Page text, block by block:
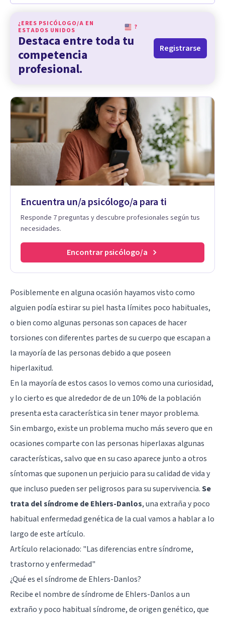
¿ERES PSICÓLOGO/A EN
ESTADOS UNIDOS
?
Destaca entre toda tu
competencia
profesional.
Registrarse
Encuentra un/a psicólogo/a para ti
Responde 7 preguntas y descubre profesionales según tus
necesidades.
Encontrar psicólogo/a
Posiblemente en alguna ocasión hayamos visto como
alguien podía estirar su piel hasta límites poco habituales,
o bien como algunas personas son capaces de hacer
torsiones con diferentes partes de su cuerpo que escapan a
la mayoría de las personas debido a que poseen
hiperlaxitud.
En la mayoría de estos casos lo vemos como una curiosidad,
y lo cierto es que alrededor de de un 10% de la población
presenta esta característica sin tener mayor problema.
Sin embargo, existe un problema mucho más severo que en
ocasiones comparte con las personas hiperlaxas algunas
características, salvo que en su caso aparece junto a otros
síntomas que suponen un perjuicio para su calidad de vida y
que incluso pueden ser peligrosos para su supervivencia.Se
trata del síndrome de Ehlers-Danlos, una extraña y poco
habitual enfermedad genética de la cual vamos a hablar a lo
largo de este artículo.
Artículo relacionado: "Las diferencias entre síndrome,
trastorno y enfermedad"
¿Qué es el síndrome de Ehlers-Danlos?
Recibe el nombre de síndrome de Ehlers-Danlos a un
extraño y poco habitual síndrome, de origen genético, que